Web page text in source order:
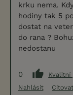
krku nema.
hodiny tak 5
dostat na
do rana ?
nedostanu
0
Kvalitní
Nahlásit
Citovat